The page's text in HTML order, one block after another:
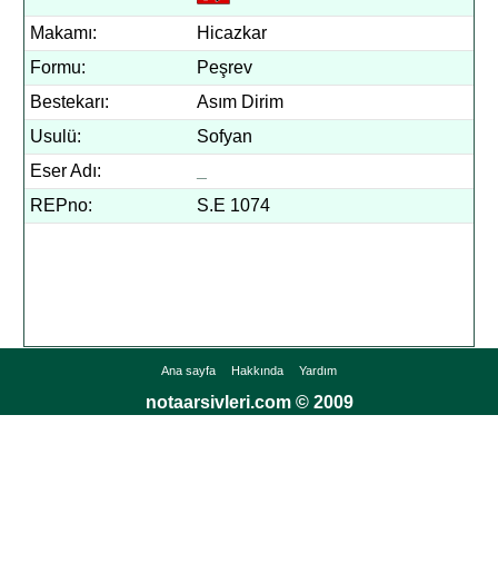
Makamı:
Hicazkar
Formu:
Peşrev
Bestekarı:
Asım Dirim
Usulü:
Sofyan
Eser Adı:
REPno:
S.E 1074
Ana sayfa Hakkında Yardım
notaarsivleri.com © 2009